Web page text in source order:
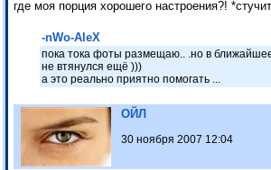
где моя порция хорошего настроения?!
-nWo-AleX
пока тока фоты размещаю.. .но в
не втянулся ещё )))
а это реально приятно помогать ...
ОЙЛ
30 ноября 2007 12:04